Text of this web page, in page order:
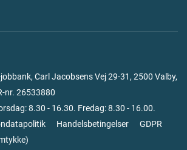
Carl Jacobsens Vej 29-31, 2500 Valby,
nr. 26533880
8.30 - 16.30. Fredag: 8.30 - 16.00.
Handelsbetingelser
GDPR
)